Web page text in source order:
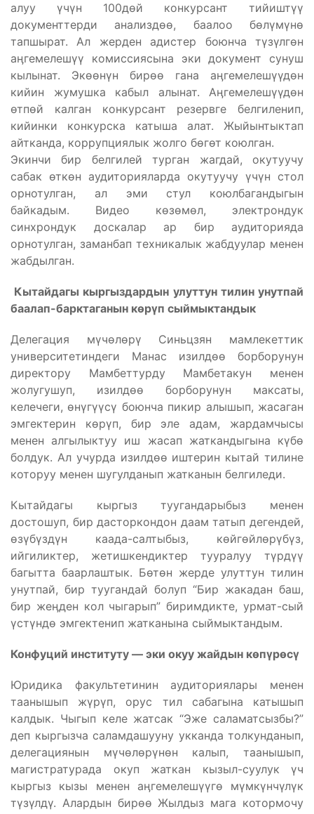
алуу үчүн 100дөй конкурсант тийиштүү
документтерди анализдөө, баалоо бөлүмүнө
тапшырат. Ал жерден адистер боюнча түзүлгөн
аӊгемелешүү комиссиясына эки документ сунуш
кылынат. Экөөнүн бирөө гана аӊгемелешүүдөн
кийин жумушка кабыл алынат. Аӊгемелешүүдөн
өтпөй калган конкурсант резервге белгиленип,
кийинки конкурска катыша алат. Жыйынтыктап
айтканда, коррупциялык жолго бөгөт коюлган.
Экинчи бир белгилей турган жагдай, окутуучу
сабак өткөн аудиторияларда окутуучу үчүн стол
орнотулган, ал эми стул коюлбагандыгын
байкадым. Видео көзөмөл, электрондук
синхрондук доскалар ар бир аудиторияда
орнотулган, заманбап техникалык жабдуулар менен
жабдылган.
Кытайдагы кыргыздардын улуттун тилин унутпай
баалап-барктаганын көрүп сыймыктандык
Делегация мүчөлөрү Синьцзян мамлекеттик
университетиндеги Манас изилдөө борборунун
директору Мамбеттурду Мамбетакун менен
жолугушуп, изилдөө борборунун максаты,
келечеги, өнүгүүсү боюнча пикир алышып, жасаган
эмгектерин көрүп, бир эле адам, жардамчысы
менен алгылыктуу иш жасап жаткандыгына күбө
болдук. Ал учурда изилдөө иштерин кытай тилине
которуу менен шугулданып жатканын белгиледи.
Кытайдагы кыргыз туугандарыбыз менен
достошуп, бир дасторкондон даам татып дегендей,
өзүбүздүн каада-салтыбыз, көйгөйлөрүбүз,
ийгиликтер, жетишкендиктер тууралуу түрдүү
багытта баарлаштык. Бөтөн жерде улуттун тилин
унутпай, бир туугандай болуп “Бир жакадан баш,
бир жеӊден кол чыгарып” биримдикте, урмат-сый
үстүндө эмгектенип жатканына сыймыктандым.
Конфуций институту — эки окуу жайдын көпүрөсү
Юридика факультетинин аудиториялары менен
таанышып жүрүп, орус тил сабагына катышып
калдык. Чыгып келе жатсак “Эже саламатсызбы?”
деп кыргызча саламдашууну укканда толкунданып,
делегациянын мүчөлөрүнөн калып, таанышып,
магистратурада окуп жаткан кызыл-суулук үч
кыргыз кызы менен аӊгемелешүүгө мүмкүнчүлүк
түзүлдү. Алардын бирөө Жылдыз мага котормочу